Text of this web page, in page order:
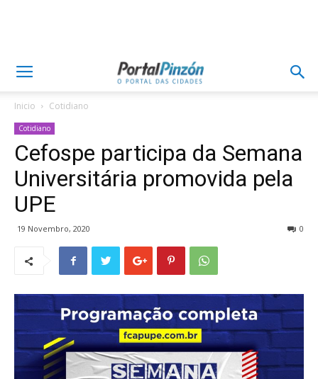
Inicio Cotidiano
Cotidiano
Cefospe participa da Semana
Universitária promovida pela
UPE
19 Novembro, 2020 0